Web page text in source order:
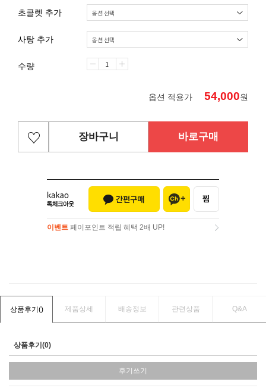
초콜렛 추가
사탕 추가
수량
옵션 적용가 54,000원
장바구니 바로구매
이벤트 페이포인트 적립 혜택 2배 UP!
상품후기() 제품상세 배송정보 관련상품 Q&A
상품후기(0)
후기쓰기